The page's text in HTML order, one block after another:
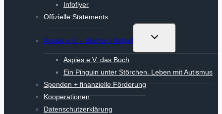
Infoflyer
Offizielle Statements
Aspies e.V. – Bücher / Artikel
Untermenü
Aspies e.V. das Buch
Ein Pinguin unter Störchen. Leben mit Autismus
Spenden + finanzielle Förderung
Kooperationen
Datenschutzerklärung